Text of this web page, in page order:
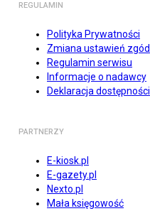
REGULAMIN
Polityka Prywatności
Zmiana ustawień zgód
Regulamin serwisu
Informacje o nadawcy
Deklaracja dostępności
PARTNERZY
E-kiosk.pl
E-gazety.pl
Nexto.pl
Mała księgowość